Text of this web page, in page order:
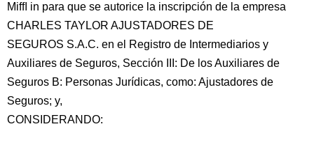
Mifﬂ in para que se autorice la inscripción de la empresa
CHARLES TAYLOR AJUSTADORES DE
SEGUROS S.A.C. en el Registro de Intermediarios y
Auxiliares de Seguros, Sección III: De los Auxiliares de
Seguros B: Personas Jurídicas, como: Ajustadores de
Seguros; y,
CONSIDERANDO: